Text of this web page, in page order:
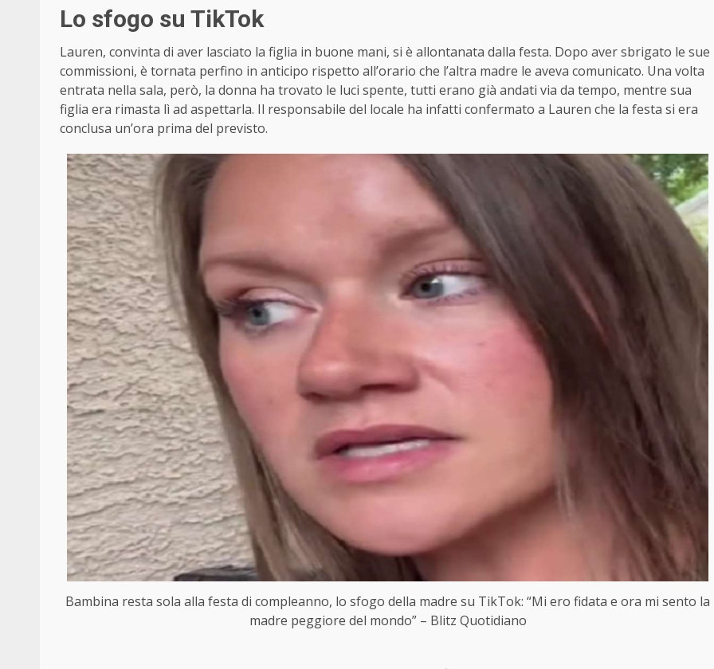
Lo sfogo su TikTok
Lauren, convinta di aver lasciato la figlia in buone mani, si è allontanata dalla festa. Dopo aver sbrigato le sue
commissioni, è tornata perfino in anticipo rispetto all’orario che l’altra madre le aveva comunicato. Una volta
entrata nella sala, però, la donna ha trovato le luci spente, tutti erano già andati via da tempo, mentre sua
figlia era rimasta lì ad aspettarla. Il responsabile del locale ha infatti confermato a Lauren che la festa si era
conclusa un’ora prima del previsto.
Bambina resta sola alla festa di compleanno, lo sfogo della madre su TikTok: “Mi ero fidata e ora mi sento la
madre peggiore del mondo” – Blitz Quotidiano